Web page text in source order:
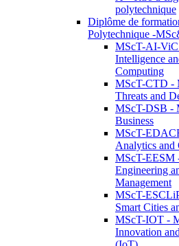
polytechnique
Diplôme de
Polytechnique -
MScT-AI-
Intelligence
Computing
MScT-CTD -
Threats and
MScT-DSB -
Business
MScT-
Analytics and
MScT-EESM
Engineering
Management
MScT-
Smart Cities
MScT-IOT -
Innovation